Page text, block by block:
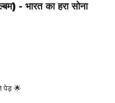
- भारत का हरा सोना
पेड़ 🌟